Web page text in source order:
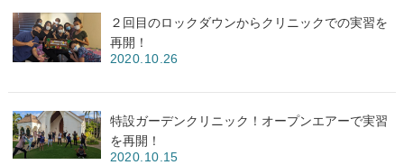
２回目のロックダウンからクリニックでの実習を
再開！
2020.10.26
特設ガーデンクリニック！オープンエアーで実習
を再開！
2020.10.15